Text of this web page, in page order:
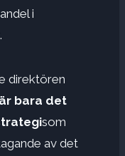
i
direktören
bara det
som
av det